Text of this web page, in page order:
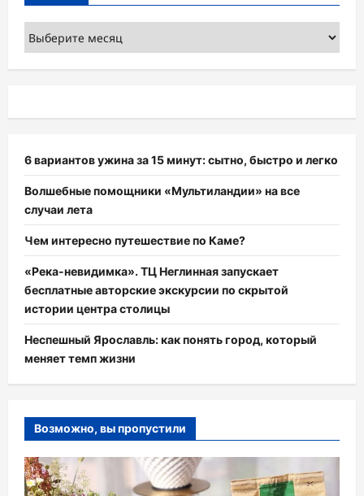
Архивы
6 вариантов ужина за 15 минут: сытно, быстро и легко
Волшебные помощники «Мультиландии» на все
случаи лета
Чем интересно путешествие по Каме?
«Река-невидимка». ТЦ Неглинная запускает
бесплатные авторские экскурсии по скрытой
истории центра столицы
Неспешный Ярославль: как понять город, который
меняет темп жизни
Возможно, вы пропустили